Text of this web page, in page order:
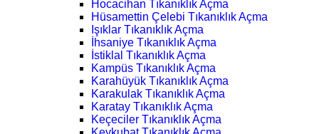
Hocacihan Tıkanıklık Açma
Hüsamettin Çelebi Tıkanıklık Açma
Işıklar Tıkanıklık Açma
İhsaniye Tıkanıklık Açma
İstiklal Tıkanıklık Açma
Kampüs Tıkanıklık Açma
Karahüyük Tıkanıklık Açma
Karakulak Tıkanıklık Açma
Karatay Tıkanıklık Açma
Keçeciler Tıkanıklık Açma